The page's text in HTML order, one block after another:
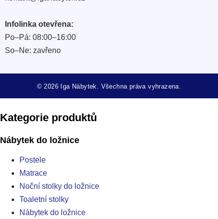
čelně a pohodlně.
dekorace v blízkosti.
Vyberte podle skutečného používání
prázdného prostoru.
zároveň praktický. Prohlédněte si model Lunaro 81 a dolaďte k
Infolinka otevřena:
Po–Pá: 08:00–16:00
So–Ne: zavřeno
© 2026 Iga Nábytek. Všechna práva vyhrazena.
Kategorie produktů
Nábytek do ložnice
Postele
Matrace
Noční stolky do ložnice
Toaletní stolky
Nábytek do ložnice